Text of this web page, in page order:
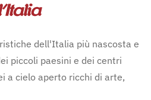
dell'Italia più nascosta e
piccoli paesini e dei centri
a cielo aperto ricchi di arte,